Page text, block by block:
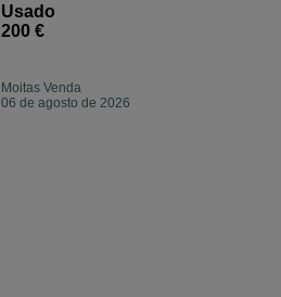
Usado
200 €
Moitas Venda
06 de agosto de 2026